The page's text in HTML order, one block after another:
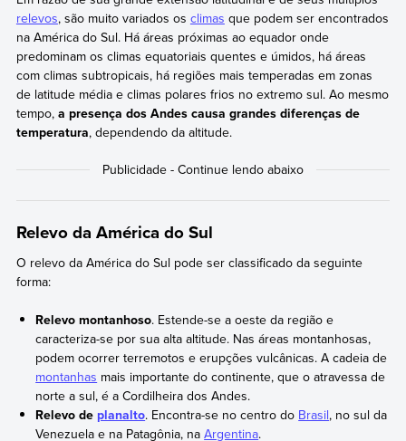
relevos, são muito variados os climas que podem ser encontrados
na América do Sul. Há áreas próximas ao equador onde
predominam os climas equatoriais quentes e úmidos, há áreas
com climas subtropicais, há regiões mais temperadas em zonas
de latitude média e climas polares frios no extremo sul. Ao mesmo
tempo,a presença dos Andes causa grandes diferenças de
temperatura, dependendo da altitude.
Relevo da América do Sul
O relevo da América do Sul pode ser classificado da seguinte
forma:
Relevo montanhoso. Estende-se a oeste da região e
caracteriza-se por sua alta altitude. Nas áreas montanhosas,
podem ocorrer terremotos e erupções vulcânicas. A cadeia de
montanhas mais importante do continente, que o atravessa de
norte a sul, é a Cordilheira dos Andes.
Relevo de planalto. Encontra-se no centro do Brasil, no sul da
Venezuela e na Patagônia, naArgentina.